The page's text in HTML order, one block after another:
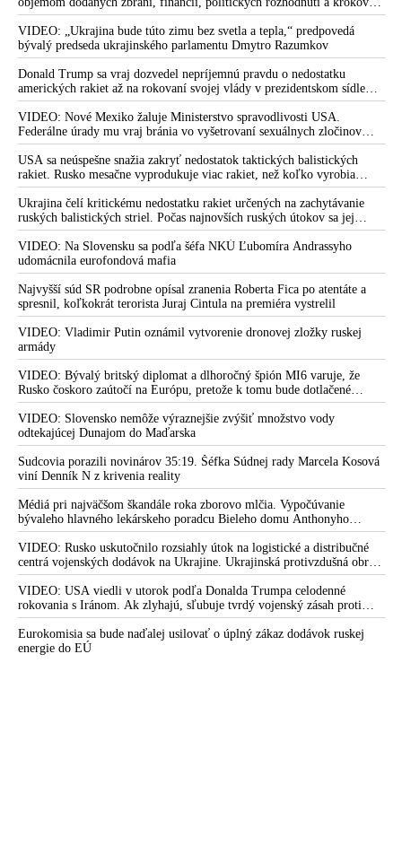
tlaku na nepriateľa,“ povedal Volodymyr Zelenskyj zhromaždeným
ukrajinským diplomatom v Kyjeve. Donald Trump mu potom odkázal,
že USA Ukrajine nedodajú protiraketové systémy Patriot
VIDEO: „Ukrajina bude túto zimu bez svetla a tepla,“ predpovedá
bývalý predseda ukrajinského parlamentu Dmytro Razumkov
Donald Trump sa vraj dozvedel nepríjemnú pravdu o nedostatku
amerických rakiet až na rokovaní svojej vlády v prezidentskom sídle
Camp David v Marylande, a preto musel odložiť plánované útoky na
Irán. Prezident USA sa pre to údajne pohádal so šéfom Pentagónu, lebo
bol presvedčený o opaku
VIDEO: Nové Mexiko žaluje Ministerstvo spravodlivosti USA.
Federálne úrady mu vraj bránia vo vyšetrovaní sexuálnych zločinov
organizátora pedofilnej siete Jeffreyho Epsteina. Ten mal nariadiť, aby
dve dievčatá zo zahraničia, ktoré boli uškrtené počas drsného
fetišistického sexu, pochovali v blízkosti jeho ranča v tomto americkom
štáte
USA sa neúspešne snažia zakryť nedostatok taktických balistických
rakiet. Rusko mesačne vyprodukuje viac rakiet, než koľko vyrobia
všetci producenti systémov Patriot dohromady
Ukrajina čelí kritickému nedostatku rakiet určených na zachytávanie
ruských balistických striel. Počas najnovších ruských útokov sa jej
nepodarilo zostreliť ani jednu. Volodymyr Zelenskyj sa v zúfalstve snaží
prostredníctvom NATO zabezpečiť ich dodávky
VIDEO: Na Slovensku sa podľa šéfa NKÚ Ľubomíra Andrassyho
udomácnila eurofondová mafia
Najvyšší súd SR podrobne opísal zranenia Roberta Fica po atentáte a
spresnil, koľkokrát terorista Juraj Cintula na premiéra vystrelil
VIDEO: Vladimir Putin oznámil vytvorenie dronovej zložky ruskej
armády
VIDEO: Bývalý britský diplomat a dlhoročný špión MI6 varuje, že
Rusko čoskoro zaútočí na Európu, pretože k tomu bude dotlačené
rovnako, ako bolo dotlačené k invázii na Ukrajinu v roku 2022.
Zelenskyj medzitým v Kyjeve naliehal na zhromaždených diplomatov,
aby vo svete zháňali energie pre Ukrajinu na zimu. Putin vraj bude
mobilizovať a vojna sa do zimy pravdepodobne neskončí
VIDEO: Slovensko nemôže výraznejšie zvýšiť množstvo vody
odtekajúcej Dunajom do Maďarska
Sudcovia porazili novinárov 35:19. Šéfka Súdnej rady Marcela Kosová
viní Denník N z krivenia reality
Médiá pri najväčšom škandále roka zborovo mlčia. Vypočúvanie
bývaleho hlavného lekárskeho poradcu Bieleho domu Anthonyho
Fauciho pred výborom amerického Senátu väčšina médií ignorovala
VIDEO: Rusko uskutočnilo rozsiahly útok na logistické a distribučné
centrá vojenských dodávok na Ukrajine. Ukrajinská protivzdušná obrana
nedokázala počas ničivého nočného útoku na Kyjev a jeho okolie
zachytiť ani jednu ruskú raketu
VIDEO: USA viedli v utorok podľa Donalda Trumpa celodenné
rokovania s Iránom. Ak zlyhajú, sľubuje tvrdý vojenský zásah proti
Teheránu
Eurokomisia sa bude naďalej usilovať o úplný zákaz dodávok ruskej
energie do EÚ